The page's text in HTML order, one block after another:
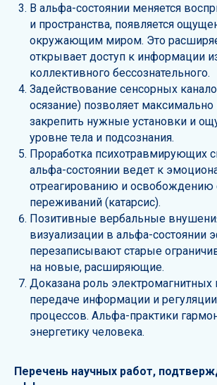
В альфа-состоянии меняется
и пространства, появляется
окружающим миром. Это
открывает доступ к информации
коллективного бессознательного.
Задействование сенсорных
осязание) позволяет максимально
закрепить нужные установки и
уровне тела и подсознания.
Проработка психотравмирующих
альфа-состоянии ведет к
отреагированию и освобождению
переживаний (катарсис).
Позитивные вербальные
визуализации в альфа-состоянии
перезаписывают старые
на новые, расширяющие.
Доказана роль электромагнитных
передаче информации и
процессов. Альфа-практики
энергетику человека.
Перечень научных работ,